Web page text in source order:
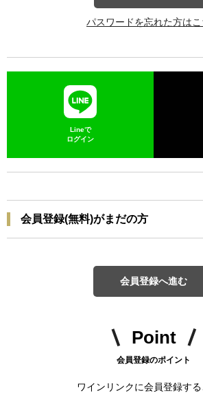
パスワードを忘れた方はこ
Lineで
ログイン
会員登録(無料)がまだの方
会員登録へ進む
Point
会員登録のポイント
ワインリンクに会員登録す